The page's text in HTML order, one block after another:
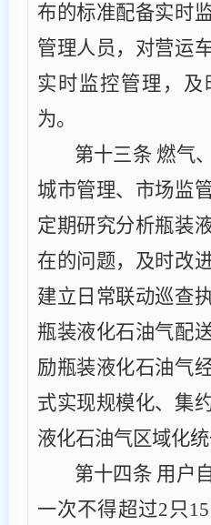
布的标准配备实时
管理人员，对营运
实时监控管理，
为。
第十三条 燃气
城市管理、市场监
定期研究分析瓶装
在的问题， 及时改
建立日常联动巡查
瓶装液化石油气配
励瓶装液化石油气
式实现规模化、集
液化石油气区域化统
第十四条 用户
一次不得超过2 只 15